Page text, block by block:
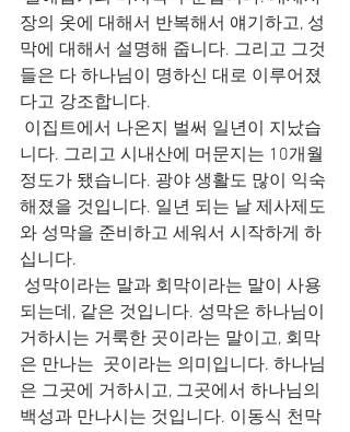
장의 옷에 대해서 반복해서 얘기하고, 성
막에 대해서 설명해 줍니다. 그리고 그것
들은 다 하나님이 명하신 대로 이루어졌
다고 강조합니다.
니다. 그리고 시내산에 머문지는 10개월
정도가 됐습니다. 광야 생활도 많이 익숙
해졌을 것입니다. 일년 되는 날 제사제도
와 성막을 준비하고 세워서 시작하게 하
십니다.
되는데, 같은 것입니다. 성막은 하나님이
거하시는 거룩한 곳이라는 말이고, 회막
은 만나는  곳이라는 의미입니다. 하나님
은 그곳에 거하시고, 그곳에서 하나님의
백성과 만나시는 것입니다. 이동식 천막